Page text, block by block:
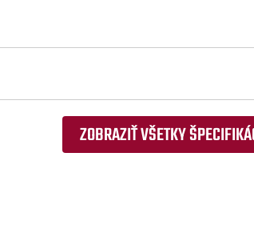
ZOBRAZIŤ VŠETKY